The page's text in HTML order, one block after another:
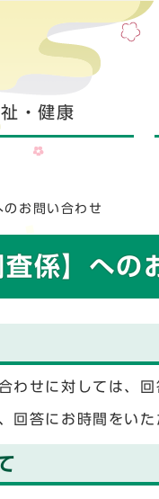
・健康
のお問い合わせ
査係】への
わせに対しては、回
回答にお時間をいた